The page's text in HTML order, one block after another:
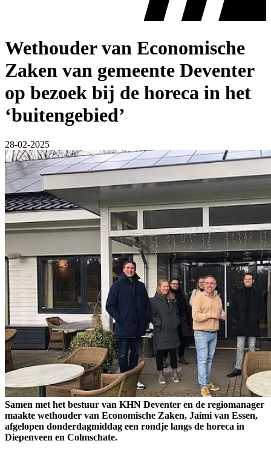
Wethouder van Economische
Zaken van gemeente Deventer
op bezoek bij de horeca in het
‘buitengebied’
28-02-2025
Samen met het bestuur van KHN Deventer en de regiomanager
maakte wethouder van Economische Zaken, Jaimi van Essen,
afgelopen donderdagmiddag een rondje langs de horeca in
Diepenveen en Colmschate.